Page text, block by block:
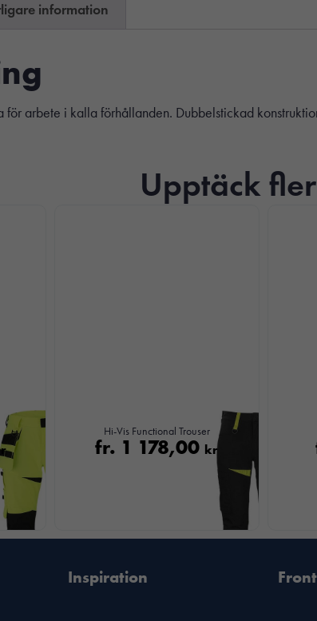
information
för arbete i kalla förhållanden. Dubbelstickad
Upptäck
Hi-Vis Functional Trouser
fr. 1 178,00 kr
Inspiration